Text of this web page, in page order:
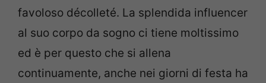
favoloso décolleté. La splendida influencer
al suo corpo da sogno ci tiene moltissimo
ed è per questo che si allena
continuamente, anche nei giorni di festa ha